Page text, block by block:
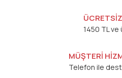
1450 TL
MÜŞTERİ
Telefon ile